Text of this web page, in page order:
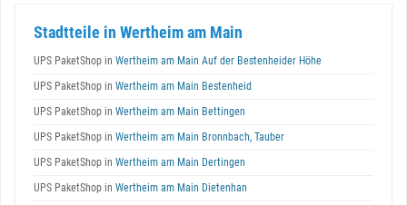
Stadtteile in Wertheim am Main
UPS PaketShop in Wertheim am Main Auf der Bestenheider Höhe
UPS PaketShop in Wertheim am Main Bestenheid
UPS PaketShop in Wertheim am Main Bettingen
UPS PaketShop in Wertheim am Main Bronnbach, Tauber
UPS PaketShop in Wertheim am Main Dertingen
UPS PaketShop in Wertheim am Main Dietenhan